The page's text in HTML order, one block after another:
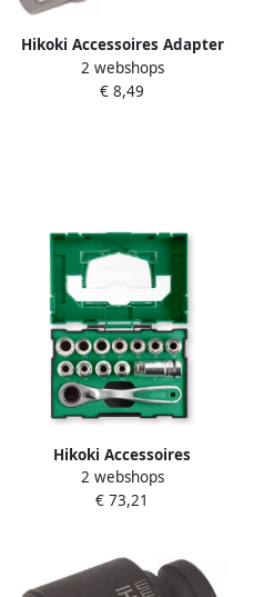
Hikoki Accessoires Adapter
1 4" Zeskant -> 1 2" Vierkant
Met Kogel 75L 751973
2 webshops
€ 8,49
Hikoki Accessoires
Krachtdoppenset 13-delig 1
2 inch + ratel 40030033
2 webshops
€ 73,21